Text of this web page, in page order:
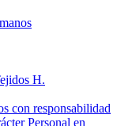
H.
con responsabilidad
Personal en